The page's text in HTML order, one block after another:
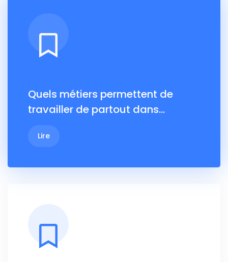
Quels métiers permettent de
travailler de partout dans…
Lire